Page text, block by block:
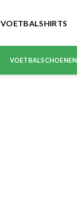
VOETBALSHIRTS
VOETBALSCHOENEN